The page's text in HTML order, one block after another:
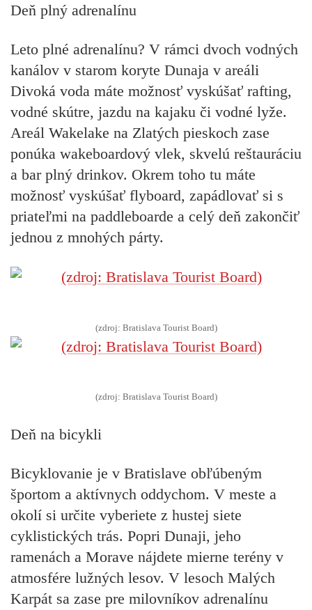
Deň plný adrenalínu
Leto plné adrenalínu? V rámci dvoch vodných
kanálov v starom koryte Dunaja v areáli
Divoká voda máte možnosť vyskúšať rafting,
vodné skútre, jazdu na kajaku či vodné lyže.
Areál Wakelake na Zlatých pieskoch zase
ponúka wakeboardový vlek, skvelú reštauráciu
a bar plný drinkov. Okrem toho tu máte
možnosť vyskúšať flyboard, zapádlovať si s
priateľmi na paddleboarde a celý deň zakončiť
jednou z mnohých párty.
(zdroj: Bratislava Tourist Board)
(zdroj: Bratislava Tourist Board)
Deň na bicykli
Bicyklovanie je v Bratislave obľúbeným
športom a aktívnych oddychom. V meste a
okolí si určite vyberiete z hustej siete
cyklistických trás. Popri Dunaji, jeho
ramenách a Morave nájdete mierne terény v
atmosfére lužných lesov. V lesoch Malých
Karpát sa zase pre milovníkov adrenalínu